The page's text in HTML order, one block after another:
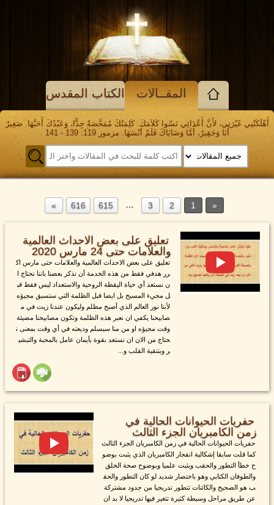
المقــالات الكتاب المقدس
أَهْلَكَتْنِي غَيْرَتِي، لأَنَّ أَعْدَائِي نَسُوا كَلاَمَكَ. كَلِمَتُكَ مُمَحَّصَةٌ جِدًّا، وَعَبْدُكَ أَحَبَّهَا. صَغِيرٌ
أَنَا وَحَقِيرٌ، أَمَّا وَصَايَاكَ فَلَمْ أَنْسَهَا. مزمور 119: 139 - 141
1
2
3
…
615
616
تعليق على بعض الاحداث العالمية
والعلامات حتى 24 مارس 2020
تعليق على بعض الاحداث العالمية والعلامات حتى مارس اك
رر هدفي فقط من هذه الخدمة أن نذكر بعضنا باننا نحتاج ا
ن نستعد أي حياة اليقظة الروحية والاستعداد ليس فقط قب
ل مجيء المسيح بل ايضا قبل الظلمة التي ستسبق مجيؤه
لأننا نور العالم الذي أصبح مظلم وليكون عندنا زيت في م
صابيحنا يكفي ان نعبر هذه الظلمة وتكون مصابيحنا مضيئة
وقت مجيؤه او من منا سيسلم وديعته في أي وقت بمعنى ن
حتاج من الان ان نستعد بقوة بأيمان عامل بالمحبة والتبشي
ر وبتنقية القلب و...
حفريات الحيوانات الحالية في
زمن الكامبريان الجزء الثالث
حفريات الحيوانات الحالية في زمن الكامبريان الجزء الثالث
كما قلت سابقا إشكالية انفجار الكامبريان الذي يثبت بوضو
ح خطأ التطور والحقب ويثبت علميا وبوضوح صحة الخلق
والطوفان الكتابي وهو باختصار شديد لو كان التطور والحق
ب هو الصحيح والكائنات تتطور تدريجيا من جدود مشتركة
عن طريق مراحل وسيطة كثيرة تتغير فيها تدريجيا لا بد ان